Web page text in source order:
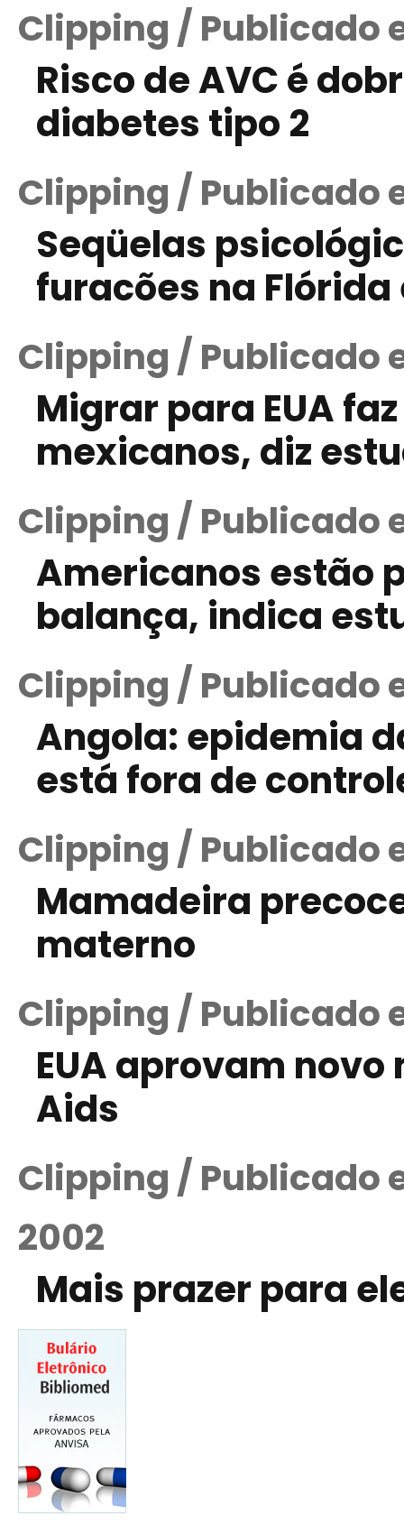
Clipping / Publicado
Risco de AVC é
diabetes tipo 2
Clipping / Publicado
Seqüelas
furacões na Flórida
Clipping / Publicado
Migrar para EUA
mexicanos, diz
Clipping / Publicado
Americanos estão
balança, indica
Clipping / Publicado
Angola: epidemia
está fora de
Clipping / Publicado
Mamadeira
materno
Clipping / Publicado
EUA aprovam
Aids
Clipping / Publicado
2002
Mais prazer para